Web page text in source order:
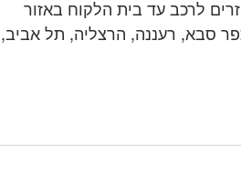
לרכב עד בית הלקוח באזור
סבא, רעננה, הרצליה, תל אביב,